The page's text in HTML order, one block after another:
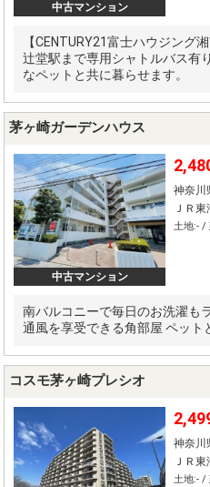
中古マンション
【CENTURY21富士ハウジング
辻堂駅まで専用シャトルバス有
なペットと共に暮らせます。
茅ヶ崎ガーデンハウス
中古マンション
神奈川
土地:- /
南バルコニーで毎日のお洗濯も
通風を享受できる角部屋 ペット
コスモ茅ヶ崎プレシオ
神奈川
ＪＲ
土地:- /